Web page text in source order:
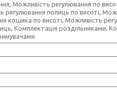
Можливість регулювання по
регулювання полиць по висоті,
кошика по висоті, Можливість
Комплектація роздільниками,